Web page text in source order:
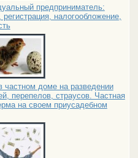
предприниматель:
регистрация, налогообложение,
частном доме на разведении
перепелов, страусов. Частная
на своем приусадебном